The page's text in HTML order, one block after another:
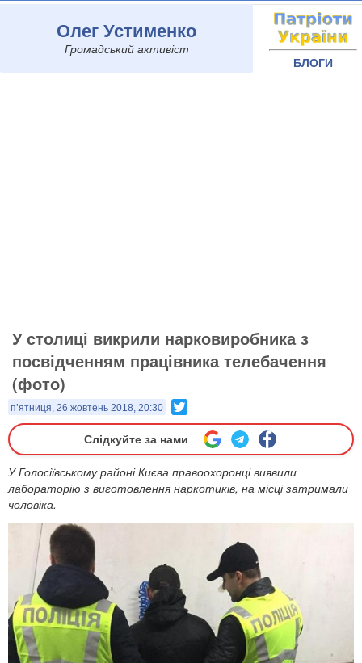
Олег Устименко
Громадський активіст
БЛОГИ
У столиці викрили нарковиробника з
посвідченням працівника телебачення
(фото)
п’ятниця, 26 жовтень 2018, 20:30
Слідкуйте за нами
У Голосіївському районі Києва правоохоронці виявили
лабораторію з виготовлення наркотиків, на місці затримали
чоловіка.